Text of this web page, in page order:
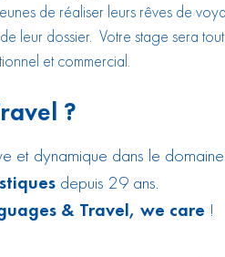
de réaliser leurs rêves de
leur dossier. Votre stage sera tout
et commercial.
?
et dynamique dans le domaine
depuis 29 ans.
& Travel, we care !